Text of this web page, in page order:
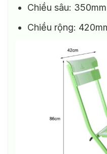
Chiều sâu: 350mm
Chiều rộng: